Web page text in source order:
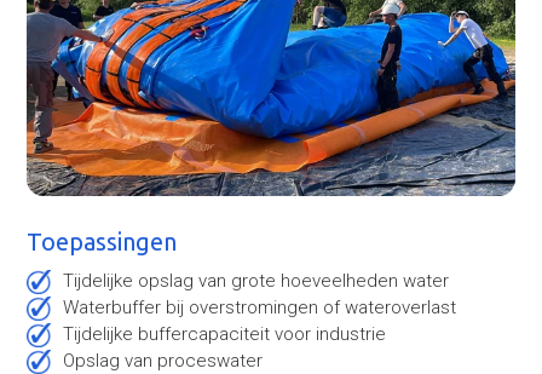
Toepassingen
Tijdelijke opslag van grote hoeveelheden water
Waterbuffer bij overstromingen of wateroverlast
Tijdelijke buffercapaciteit voor industrie
Opslag van proceswater